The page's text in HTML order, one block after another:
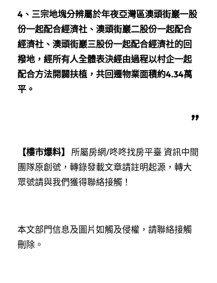
4、三宗地塊分辨屬於年夜亞灣區澳頭街巖一股
份一起配合經濟社、澳頭街巖二股份一起配合
經濟社、澳頭街巖三股份一起配合經濟社的回
撥地，經所有人全體表決經由過程以村企一起
配合方法開闢扶植，共回遷物業面積約4.34萬
平。
”
【樓市爆料】 所屬房網/咚咚找房平臺 資訊中間
團隊原創號，轉錄發載文章請註明起源，轉大
眾號請與我們獲得聯絡接觸！
本文部門信息及圖片如觸及侵權，請聯絡接觸
刪除。